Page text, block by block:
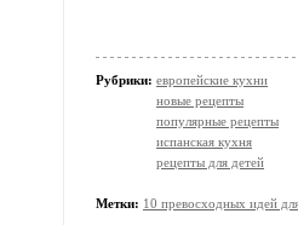
Рубрики: европейские кухни
новые рецепты
популярные рецепты
испанская кухня
рецепты для детей
Метки: 10 превосходных идей